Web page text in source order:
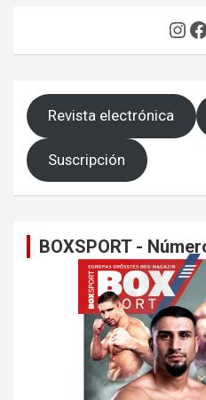
Revista electrónica
Suscripción
BOXSPORT -